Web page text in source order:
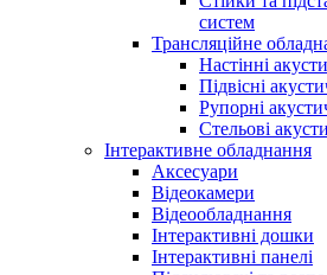
систем
Трансляційне
Настінні
Підвісні
Рупорні
Стельові
Інтерактивне обладнання
Аксесуари
Відеокамери
Відеообладнання
Інтерактивні дошки
Інтерактивні панелі